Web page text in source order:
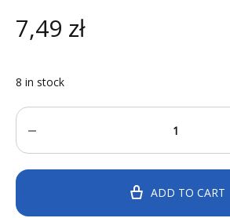
7,49 zł
8 in stock
Quantity
ADD TO CART